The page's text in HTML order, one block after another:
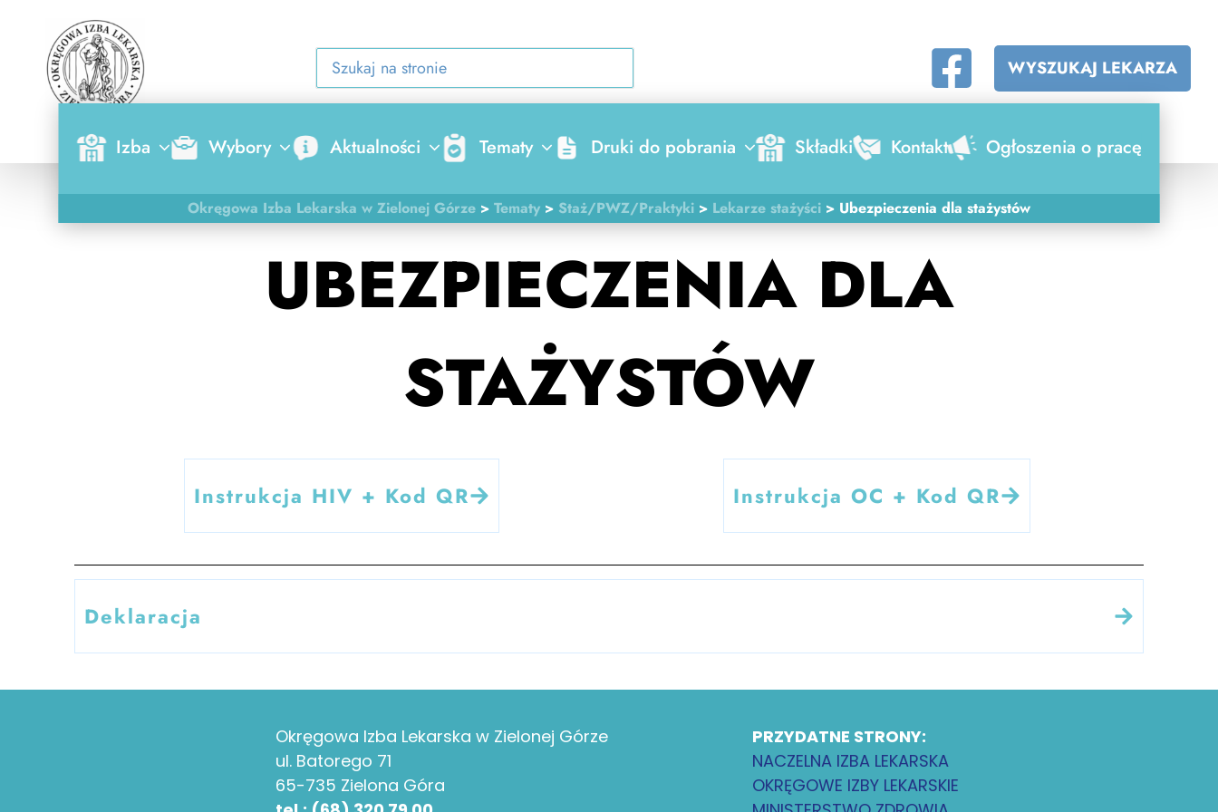
WYSZUKAJ LEKARZA
Izba Wybory Aktualności Tematy Druki do pobrania Składki Kontakt Ogłoszenia o pracę
Okręgowa Izba Lekarska w Zielonej Górze > Tematy > Staż/PWZ/Praktyki > Lekarze stażyści > Ubezpieczenia dla stażystów
UBEZPIECZENIA DLA
STAŻYSTÓW
Instrukcja HIV + Kod QR Instrukcja OC + Kod QR
Deklaracja
Okręgowa Izba Lekarska w Zielonej Górze
ul. Batorego 71
65-735 Zielona Góra
PRZYDATNE STRONY:
NACZELNA IZBA LEKARSKA
OKRĘGOWE IZBY LEKARSKIE